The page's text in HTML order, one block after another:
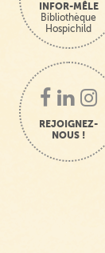
INFOR-MÊLE
Bibliothèque
Hospichild
REJOIGNEZ-
NOUS !